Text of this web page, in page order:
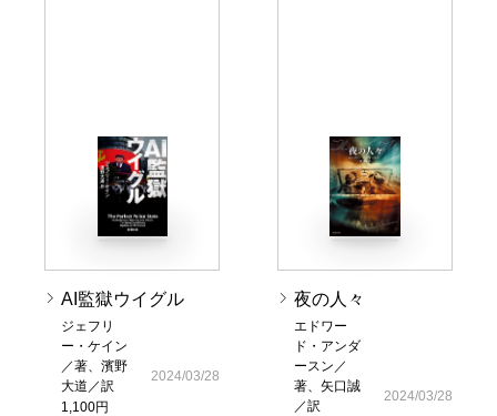
AI監獄ウイグル
ジェフリ
ー・ケイン
／著、濱野
大道／訳
1,100円
2024/03/28
夜の人々
エドワー
ド・アンダ
ースン／
著、矢口誠
／訳
2024/03/28